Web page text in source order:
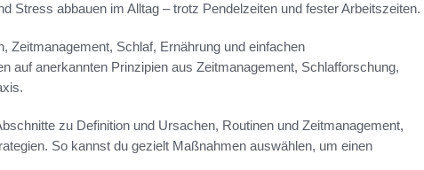
Stress abbauen im Alltag – trotz Pendelzeiten und fester Arbeitszeiten.
Zeitmanagement, Schlaf, Ernährung und einfachen
auf anerkannten Prinzipien aus Zeitmanagement, Schlafforschung,
zu Definition und Ursachen, Routinen und Zeitmanagement,
So kannst du gezielt Maßnahmen auswählen, um einen